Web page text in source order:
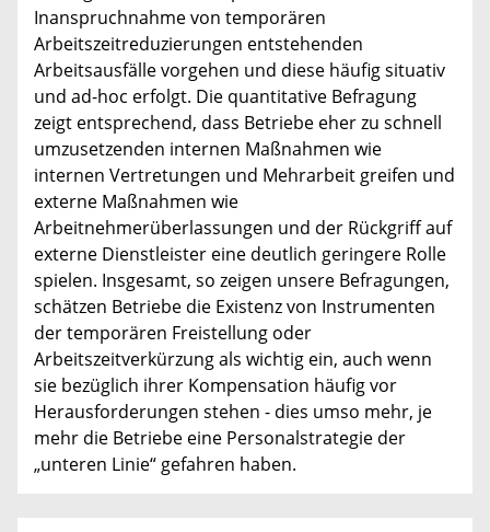
Inanspruchnahme von temporären
Arbeitszeitreduzierungen entstehenden
Arbeitsausfälle vorgehen und diese häufig situativ
und ad-hoc erfolgt. Die quantitative Befragung
zeigt entsprechend, dass Betriebe eher zu schnell
umzusetzenden internen Maßnahmen wie
internen Vertretungen und Mehrarbeit greifen und
externe Maßnahmen wie
Arbeitnehmerüberlassungen und der Rückgriff auf
externe Dienstleister eine deutlich geringere Rolle
spielen. Insgesamt, so zeigen unsere Befragungen,
schätzen Betriebe die Existenz von Instrumenten
der temporären Freistellung oder
Arbeitszeitverkürzung als wichtig ein, auch wenn
sie bezüglich ihrer Kompensation häufig vor
Herausforderungen stehen - dies umso mehr, je
mehr die Betriebe eine Personalstrategie der
„unteren Linie“ gefahren haben.